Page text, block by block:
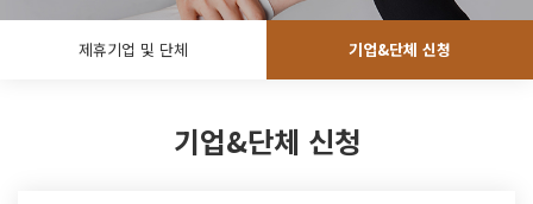
제휴기업 및 단체 기업&단체 신청
기업&단체 신청